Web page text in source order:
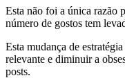
Esta não foi a única razão
número de gostos tem
Esta mudança de
relevante e diminuir a
posts.